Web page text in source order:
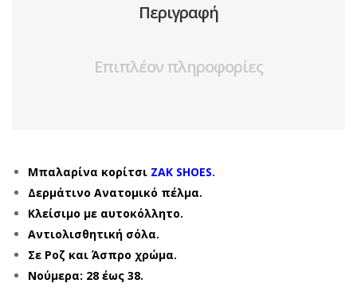
Περιγραφή
Επιπλέον πληροφορίες
Μπαλαρίνα κορίτσι ZAK SHOES.
Δερμάτινο Ανατομικό πέλμα.
Κλείσιμο με αυτοκόλλητο.
Αντιολισθητική σόλα.
Σε Ροζ και Άσπρο χρώμα.
Νούμερα: 28 έως 38.